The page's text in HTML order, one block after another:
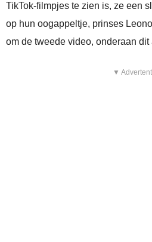
TikTok-filmpjes te zien is, ze een
op hun oogappeltje, prinses
om de tweede video, onderaan dit
▼